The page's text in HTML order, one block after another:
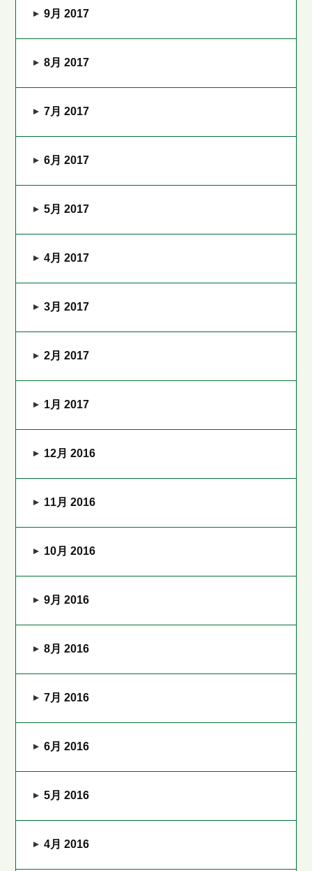
9月 2017
8月 2017
7月 2017
6月 2017
5月 2017
4月 2017
3月 2017
2月 2017
1月 2017
12月 2016
11月 2016
10月 2016
9月 2016
8月 2016
7月 2016
6月 2016
5月 2016
4月 2016